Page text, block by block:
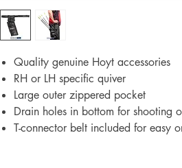
Quality genuine Hoyt accessories
RH or LH specific quiver
Large outer zippered pocket
Drain holes in bottom for shooting
T-connector belt included for easy